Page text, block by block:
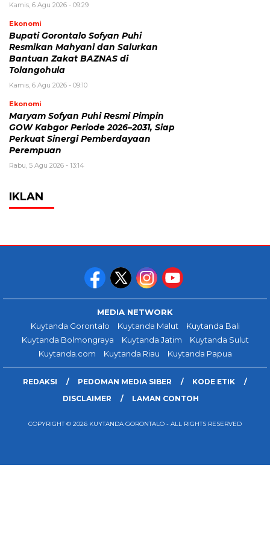
Kamis, 6 Agu 2026 - 09:29
Ekonomi
Bupati Gorontalo Sofyan Puhi
Resmikan Mahyani dan Salurkan
Bantuan Zakat BAZNAS di
Tolangohula
Kamis, 6 Agu 2026 - 09:10
Ekonomi
Maryam Sofyan Puhi Resmi Pimpin
GOW Kabgor Periode 2026–2031, Siap
Perkuat Sinergi Pemberdayaan
Perempuan
Rabu, 5 Agu 2026 - 13:14
IKLAN
MEDIA NETWORK
Kuytanda Gorontalo
Kuytanda Malut
Kuytanda Bali
Kuytanda Bolmongraya
Kuytanda Jatim
Kuytanda Sulut
Kuytanda.com
Kuytanda Riau Kuytanda Papua
REDAKSI PEDOMAN MEDIA SIBER
KODE ETIK
DISCLAIMER
LAMAN CONTOH
COPYRIGHT © 2026 KUYTANDA GORONTALO - ALL RIGHTS RESERVED